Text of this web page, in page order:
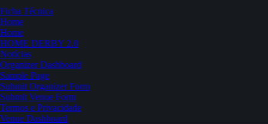
Ficha Técnica
Home
Home
HOME DERBY 2.0
Notícias
Organizer Dashboard
Sample Page
Submit Organizer Form
Submit Venue Form
Termos e Privacidade
Venue Dashboard